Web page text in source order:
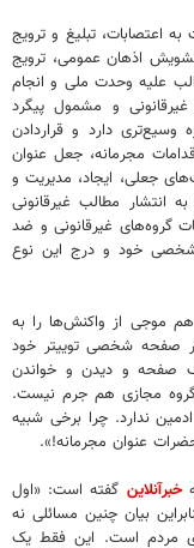
اعتصابات، تبلیغ و ترویج
اذهان عمومی، ترویج
علیه وحدت ملی و انجام
و مشمول پیگرد
وسیع‌تری دارد و قراردادن
مجرمانه، جعل عنوان
جعلی، ایجاد، مدیریت و
انتشار مطالب غیرقانونی
گروه‌های غیرقانونی و ضد
شخصی خود و درج این نوع
موجی از واکنش‌ها را به
صفحه شخصی توییتر خود
صفحه و دیدن و خواندن
گروه مجازی هم جرم نیست.
ندارد. چرا برخی شبیه
عنوان مجرمانه!».
خبرآنلاین گفته است: «اول
بیان چنین مسائلی نه
مردم است. این فقط یک